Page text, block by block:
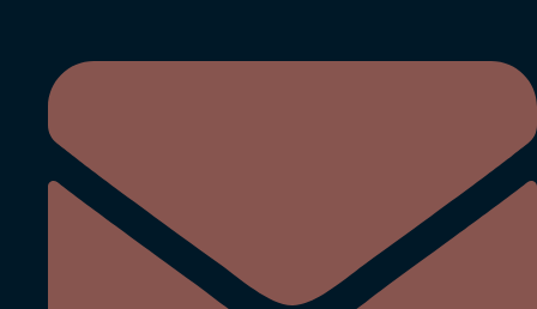
conteúdo